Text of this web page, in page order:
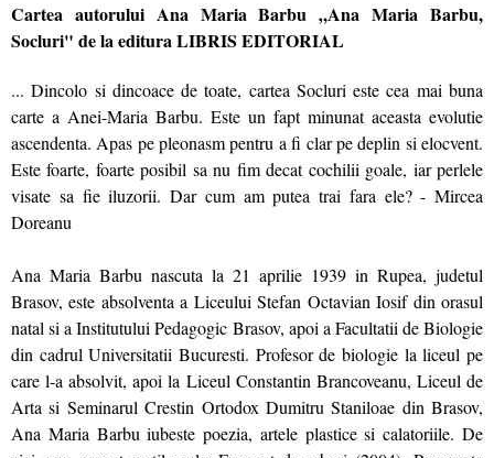
Cartea autorului Ana Maria Barbu „Ana Maria Barbu,
Socluri" de la editura LIBRIS EDITORIAL
... Dincolo si dincoace de toate, cartea Socluri este cea mai buna
carte a Anei-Maria Barbu. Este un fapt minunat aceasta evolutie
ascendenta. Apas pe pleonasm pentru a fi clar pe deplin si elocvent.
Este foarte, foarte posibil sa nu fim decat cochilii goale, iar perlele
visate sa fie iluzorii. Dar cum am putea trai fara ele? - Mircea
Doreanu
Ana Maria Barbu nascuta la 21 aprilie 1939 in Rupea, judetul
Brasov, este absolventa a Liceului Stefan Octavian Iosif din orasul
natal si a Institutului Pedagogic Brasov, apoi a Facultatii de Biologie
din cadrul Universitatii Bucuresti. Profesor de biologie la liceul pe
care l-a absolvit, apoi la Liceul Constantin Brancoveanu, Liceul de
Arta si Seminarul Crestin Ortodox Dumitru Staniloae din Brasov,
Ana Maria Barbu iubeste poezia, artele plastice si calatoriile. De